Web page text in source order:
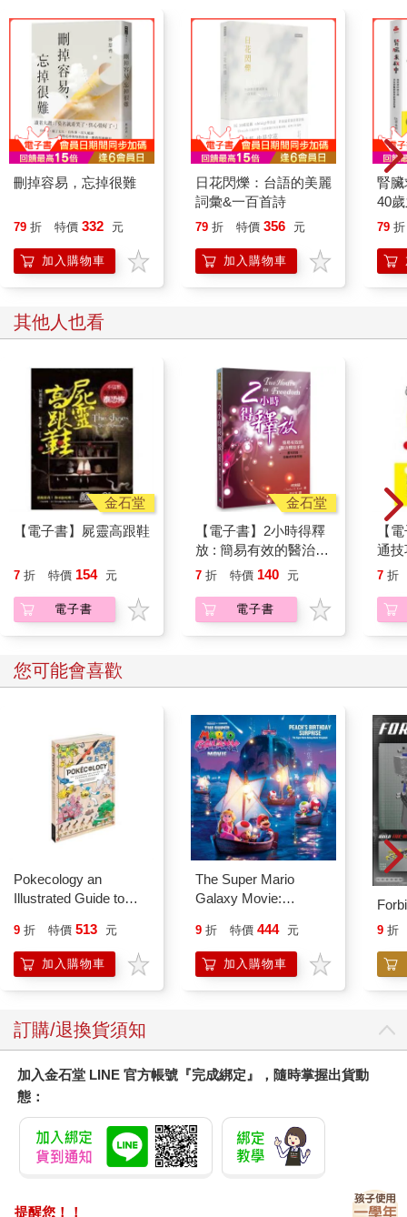
治理不當的組織常會發生醜聞或是問題，這會讓股東或是消費者
轉身離去，也會讓組織的競爭力、獲利力下滑，造成經營危機。
反過來說，如果能打造治理得當的組織，就能避免發生無可挽回
的風險。此外，「公司治理」這一塊也要重視與「E（環境）」和
「S（社會）」有關的永續發展（sustainability），這也是相當重
要的經營課題，藉此評估企業是否長期治理得當。
為什麼ESG會受到關注？
ESG這個字眼在2006年，由前任聯合國祕書長安南提出PRI（責
任投資原則）之後便受到關注。簡單來說，PRI就是「投資者投資
時，應該考慮環境、社會與公司治理的問題」，而這部分也會在
p.34進一步說明，不過，這充其量只是引起人們的關注而已。
ESG真正受到關注的原因，在於全世界的「環境」、「社會」與
「公司治理」都不完善。
世界各地的環境不斷被破壞，地球也因此承受了相當的負擔，而
且人權問題、貧窮問題、性別落差、人種歧視的問題仍未解決，
右圖）。
雖然每次這些問題之後，人類總是試著往好的方向努力，但無論
是環境問題還是人權問題，目前仍然相當嚴重。
若從長期的觀點來看，為了進行經濟活動而不破壞環境，濫用大
自然資源，對於我們人類來說，絕對是一大風險。如果繼續對人
權問題坐視不理，就有可能扼殺人類的潛能，最終間接影響經濟
成長的速度。一直以來，企業都為了追求經濟成長而忽略ESG課
題，但這簡直是捨本逐末的行為，因為要想維持經濟成長，就絕
對不能不顧ESG問題。
刪掉容易，忘掉很難
79 折 特價 332 元
加入購物車
日花閃爍：台語的美麗
詞彙&一百首詩
79 折 特價 356 元
加入購物車
腎
40
就
79 折
其他人也看
金石堂
【電子書】屍靈高跟鞋
7 折 特價 154 元
電子書
金石堂
【電子書】2小時得釋
放 : 簡易有效的醫治釋
放手冊
7 折 特價 140 元
電子書
【
通
你
7 折
您可能會喜歡
Pokecology an
Illustrated Guide to
(Pokemon Pikachu
Press)
9 折 特價 513 元
加入購物車
The Super Mario
Galaxy Movie:
Surprise: The Super
Mario Galaxy Movie
Storybook
9 折 特價 444 元
加入購物車
9 折
訂購/退換貨須知
加入金石堂 LINE 官方帳號『完成綁定』，隨時掌握出貨動
態：
提醒您！！